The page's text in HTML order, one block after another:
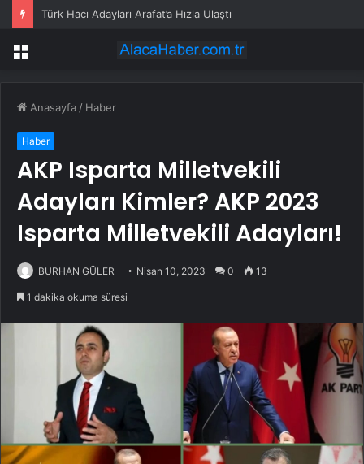
Türk Hacı Adayları Arafat’a Hızla Ulaştı
Menü
Anasayfa / Haber
Haber
AKP Isparta Milletvekili
Adayları Kimler? AKP 2023
Isparta Milletvekili Adayları!
BURHAN GÜLER Nisan 10, 2023 0 13
1 dakika okuma süresi